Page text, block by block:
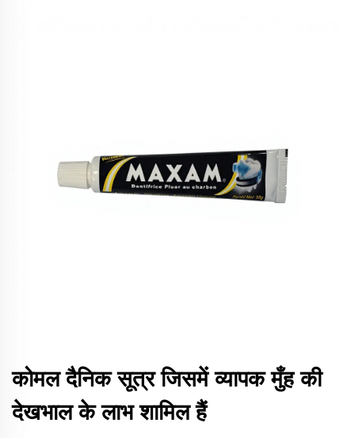
कोमल दैनिक सूत्र जिसमें व्यापक मुँह की
देखभाल के लाभ शामिल हैं